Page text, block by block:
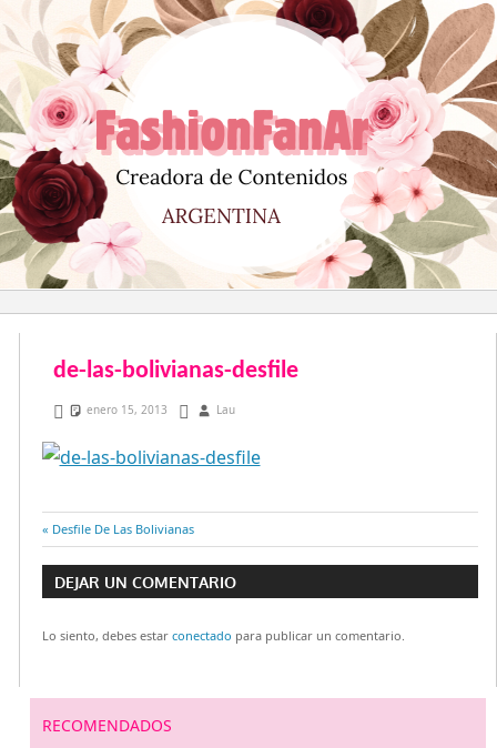
al
contenido
de-las-bolivianas-desfile
enero 15, 2013 Lau
Navegación
de
entradas
Entrada
anterior:
Desfile De Las Bolivianas
DEJAR UN COMENTARIO
Lo siento, debes estar conectado para publicar un comentario.
RECOMENDADOS